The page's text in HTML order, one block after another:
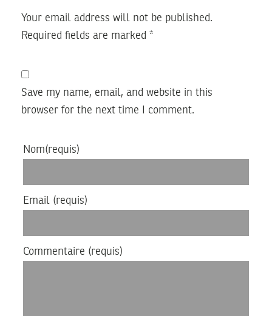
Your email address will not be published.
Required fields are marked *
Save my name, email, and website in this
browser for the next time I comment.
Nom(requis)
Email (requis)
Commentaire (requis)